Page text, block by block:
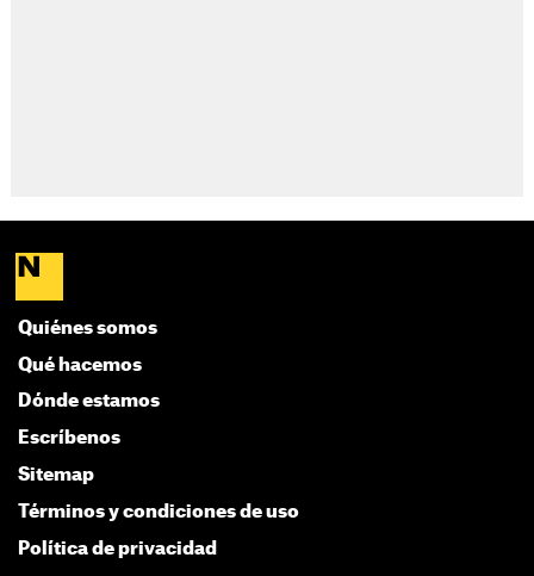
Quiénes somos
Qué hacemos
Dónde estamos
Escríbenos
Sitemap
Términos y condiciones de uso
Política de privacidad